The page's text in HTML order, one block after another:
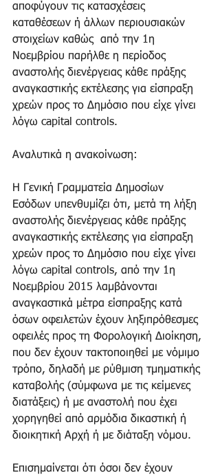
αποφύγουν τις κατασχέσεις
καταθέσεων ή άλλων περιουσιακών
στοιχείων καθώς  από την 1η
Νοεμβρίου παρήλθε η περίοδος
αναστολής διενέργειας κάθε πράξης
αναγκαστικής εκτέλεσης για είσπραξη
χρεών προς το Δημόσιο που είχε γίνει
λόγω capital controls.
Αναλυτικά η ανακοίνωση:
Η Γενική Γραμματεία Δημοσίων
Εσόδων υπενθυμίζει ότι, μετά τη λήξη
αναστολής διενέργειας κάθε πράξης
αναγκαστικής εκτέλεσης για είσπραξη
χρεών προς το Δημόσιο που είχε γίνει
λόγω capital controls, από την 1η
Νοεμβρίου 2015 λαμβάνονται
αναγκαστικά μέτρα είσπραξης κατά
όσων οφειλετών έχουν ληξιπρόθεσμες
οφειλές προς τη Φορολογική Διοίκηση,
που δεν έχουν τακτοποιηθεί με νόμιμο
τρόπο, δηλαδή με ρύθμιση τμηματικής
καταβολής (σύμφωνα με τις κείμενες
διατάξεις) ή με αναστολή που έχει
χορηγηθεί από αρμόδια δικαστική ή
διοικητική Αρχή ή με διάταξη νόμου.
Επισημαίνεται ότι όσοι δεν έχουν